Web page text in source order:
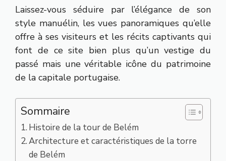
Laissez-vous séduire par l’élégance de son
style manuélin, les vues panoramiques qu’elle
offre à ses visiteurs et les récits captivants qui
font de ce site bien plus qu’un vestige du
passé mais une véritable icône du patrimoine
de la capitale portugaise.
Sommaire
Histoire de la tour de Belém
Architecture et caractéristiques de la torre
de Belém